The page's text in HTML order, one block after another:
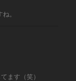
。
ます（笑）